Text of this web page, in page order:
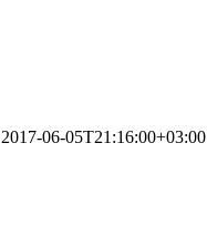
2017-06-05T21:16:00+03:00